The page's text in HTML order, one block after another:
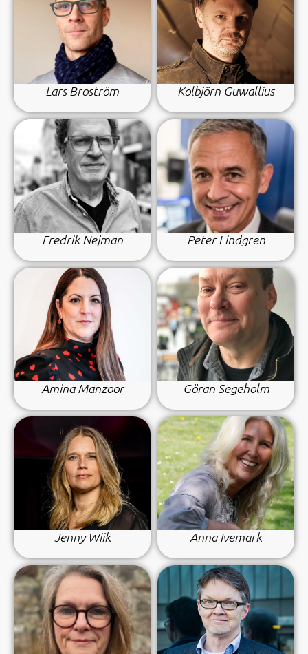
Lars Broström Kolbjörn Guwallius
Fredrik Nejman Peter Lindgren
Amina Manzoor Göran Segeholm
Jenny Wiik Anna Ivemark